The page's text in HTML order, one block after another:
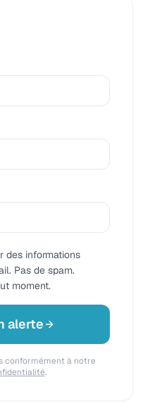
des informations
Pas de spam.
moment.
alerte
conformément à notre
.